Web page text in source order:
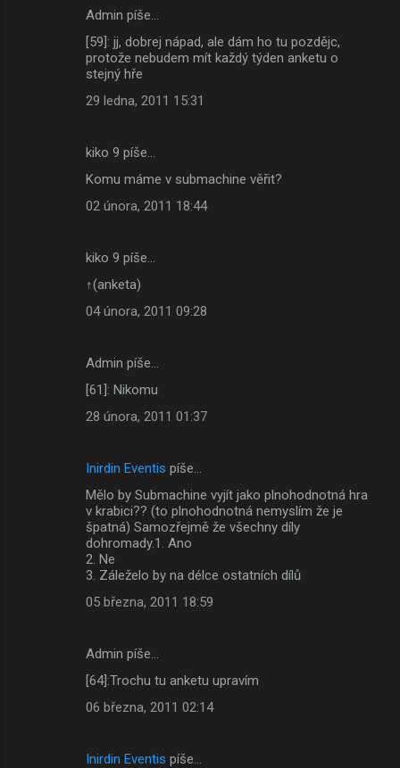
Admin píše…
[59]: jj, dobrej nápad, ale dám ho tu pozdějc,
protože nebudem mít každý týden anketu o
stejný hře
29 ledna, 2011 15:31
kiko 9 píše…
Komu máme v submachine věřit?
02 února, 2011 18:44
kiko 9 píše…
↑(anketa)
04 února, 2011 09:28
Admin píše…
[61]: Nikomu
28 února, 2011 01:37
Inirdin Eventis píše…
Mělo by Submachine vyjít jako plnohodnotná hra
v krabici?? (to plnohodnotná nemyslím že je
špatná) Samozřejmě že všechny díly
dohromady.1. Ano
2. Ne
3. Záleželo by na délce ostatních dílů
05 března, 2011 18:59
Admin píše…
[64]:Trochu tu anketu upravím
06 března, 2011 02:14
Inirdin Eventis píše…